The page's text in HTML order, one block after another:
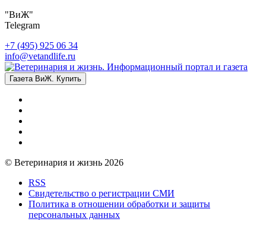
"ВиЖ"
Telegram
+7 (495) 925 06 34
info@vetandlife.ru
Газета ВиЖ. Купить
© Ветеринария и жизнь 2026
RSS
Свидетельство о регистрации СМИ
Политика в отношении обработки и защиты
персональных данных